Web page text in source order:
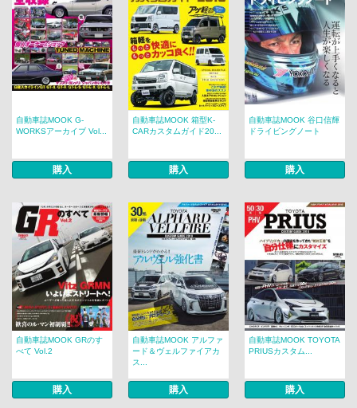
自動車誌MOOK G-
WORKSアーカイブ Vol...
購入
自動車誌MOOK 箱型K-
CARカスタムガイド20...
購入
自動車誌MOOK 谷口信輝
ドライビングノート
購入
自動車誌MOOK GRのす
べて Vol.2
購入
自動車誌MOOK アルファ
ード＆ヴェルファイアカ
ス...
購入
自動車誌MOOK TOYOTA
PRIUSカスタム...
購入